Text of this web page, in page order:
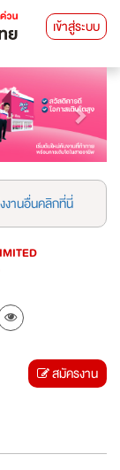
เข้าสู่ระบบ
Next
งานอื่นคลิกที่นี่
สมัครงาน